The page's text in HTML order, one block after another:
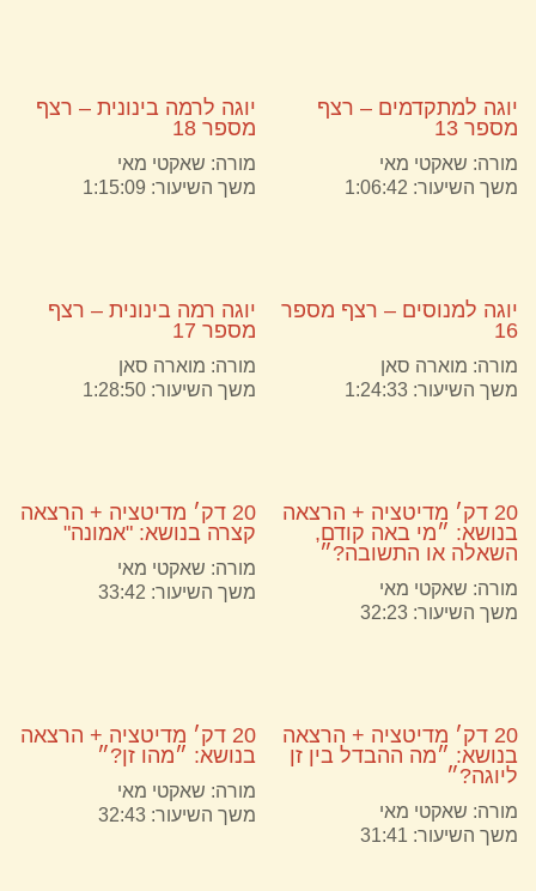
יוגה למתקדמים – רצף
מספר 13
מורה: שאקטי מאי
משך השיעור: 1:06:42
יוגה לרמה בינונית – רצף
מספר 18
מורה: שאקטי מאי
משך השיעור: 1:15:09
יוגה למנוסים – רצף מספר
16
מורה: מוארה סאן
משך השיעור: 1:24:33
יוגה רמה בינונית – רצף
מספר 17
מורה: מוארה סאן
משך השיעור: 1:28:50
20 דק׳ מדיטציה + הרצאה
בנושא: ״מי באה קודם,
השאלה או התשובה?״
מורה: שאקטי מאי
משך השיעור: 32:23
20 דק׳ מדיטציה + הרצאה
קצרה בנושא: "אמונה"
מורה: שאקטי מאי
משך השיעור: 33:42
20 דק׳ מדיטציה + הרצאה
בנושא: ״מה ההבדל בין זן
ליוגה?״
מורה: שאקטי מאי
משך השיעור: 31:41
20 דק׳ מדיטציה + הרצאה
בנושא: ״מהו זן?״
מורה: שאקטי מאי
משך השיעור: 32:43